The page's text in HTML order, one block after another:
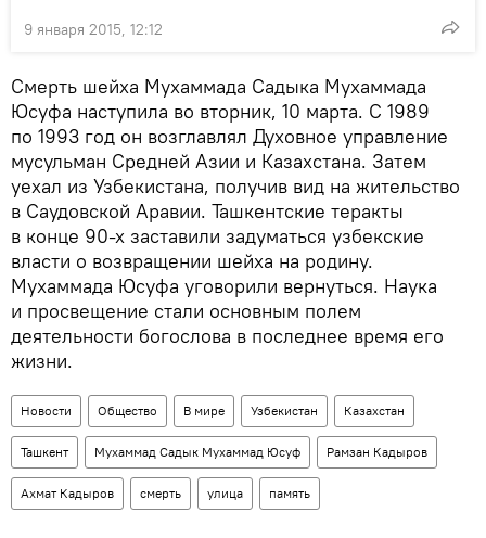
9 января 2015, 12:12
Смерть шейха Мухаммада Садыка Мухаммада
Юсуфа наступила во вторник, 10 марта. С 1989
по 1993 год он возглавлял Духовное управление
мусульман Средней Азии и Казахстана. Затем
уехал из Узбекистана, получив вид на жительство
в Саудовской Аравии. Ташкентские теракты
в конце 90-х заставили задуматься узбекские
власти о возвращении шейха на родину.
Мухаммада Юсуфа уговорили вернуться. Наука
и просвещение стали основным полем
деятельности богослова в последнее время его
жизни.
Новости Общество В мире Узбекистан Казахстан
Ташкент Мухаммад Садык Мухаммад Юсуф Рамзан Кадыров
Ахмат Кадыров смерть улица память